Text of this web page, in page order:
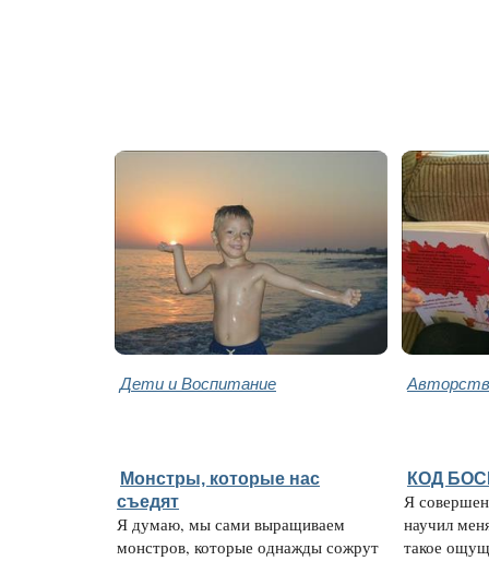
Дети и Воспитание
Монстры, которые нас
съедят
Я думаю, мы сами выращиваем
монстров, которые однажды сожрут
КОД
Я
научил
такое